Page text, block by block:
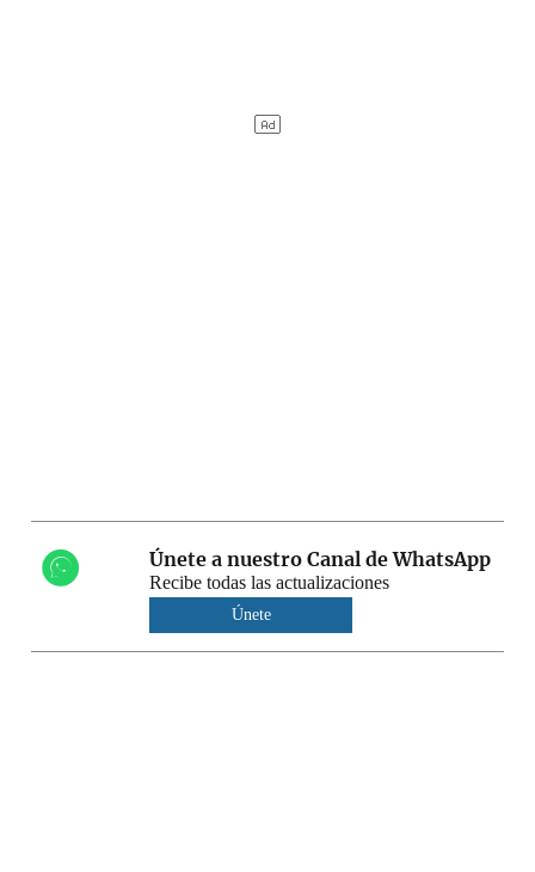
Únete a nuestro Canal de WhatsApp
Recibe todas las actualizaciones
Únete